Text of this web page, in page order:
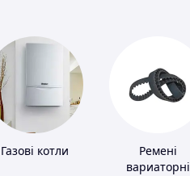
Газові котли
Ремені
вариаторні